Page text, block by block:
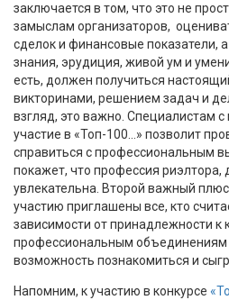
заключается в том, что это не
замыслам организаторов,
сделок и финансовые показатели,
знания, эрудиция, живой ум и
есть, должен получиться
викторинами, решением задач и
взгляд, это важно. Специалистам
участие в «Топ-100…» позволит
справиться с профессиональным
покажет, что профессия риэлтора,
увлекательна. Второй важный
участию приглашены все, кто
зависимости от принадлежности к
профессиональным объединениям
возможность познакомиться и
Напомним, к участию в конкурсе